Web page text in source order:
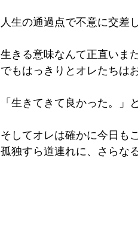
人生の通過点で不意に交差
生きる意味なんて正直いま
でもはっきりとオレたちは
「生きてきて良かった。」
そしてオレは確かに今日も
孤独すら道連れに、さらな